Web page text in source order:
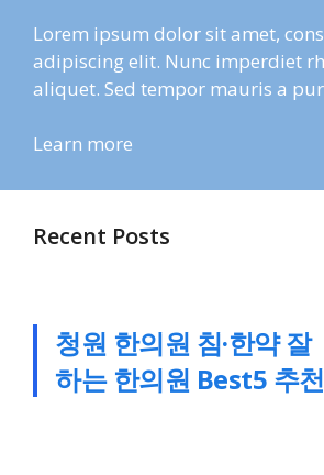
Lorem ipsum dolor sit amet,
adipiscing elit. Nunc imperdiet
aliquet. Sed tempor mauris a
Learn more
Recent Posts
청원 한의원 침·한약 잘
하는 한의원 Best5 추천